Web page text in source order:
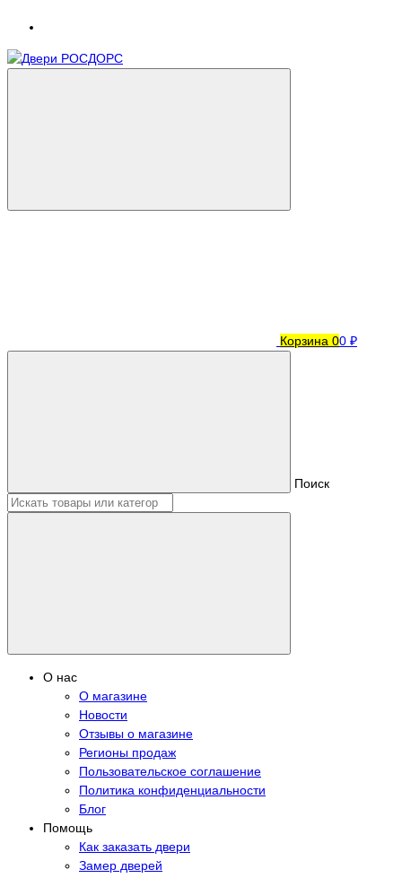
Корзина 00 ₽
Поиск
О нас
О магазине
Новости
Отзывы о магазине
Регионы продаж
Пользовательское соглашение
Политика конфиденциальности
Блог
Помощь
Как заказать двери
Замер дверей